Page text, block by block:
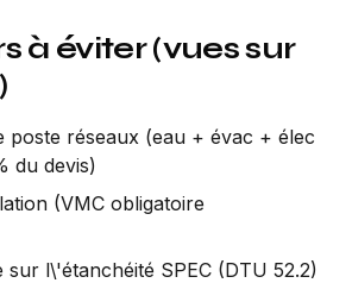
à éviter (vues sur
poste réseaux (eau + évac + élec
du devis)
(VMC obligatoire
sur l\'étanchéité SPEC (DTU 52.2)